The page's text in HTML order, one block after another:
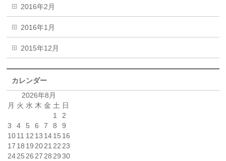
2016年2月
2016年1月
2015年12月
カレンダー
2026年8月
月 火 水 木 金 土 日
1
2
3
4 5 6 7 8
9
1011 12 13 1415 16
17 18 19 2021 22 23
2425 26 27 28 29 30